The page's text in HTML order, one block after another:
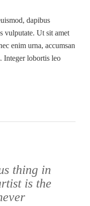
dapibus
vulputate. Ut sit amet
enim urna, accumsan
Integer lobortis leo
thing in
is the